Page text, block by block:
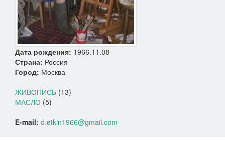
Дата рождения: 1966.11.08
Страна: Россия
Город: Москва
ЖИВОПИСЬ (13)
МАСЛО (5)
E-mail: d.etkin1966@gmail.com